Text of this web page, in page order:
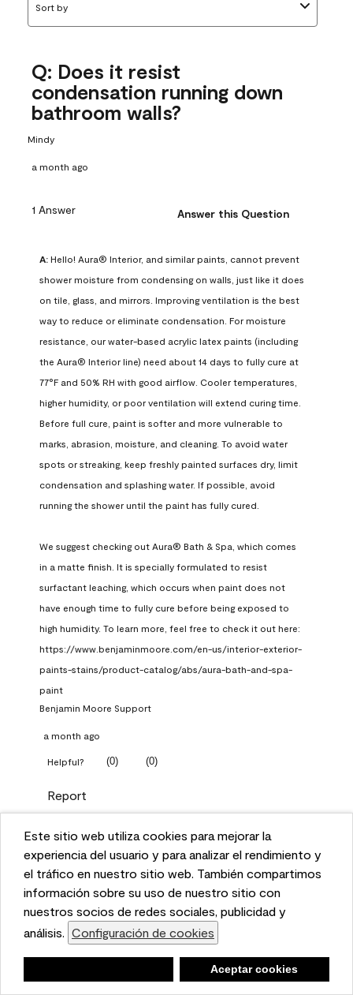
This website uses cookies to enhance user experience
and to analyze performance and traffic on our website.
We also share information about your use of our site
with our social media, advertising, and analytics
partners. Cookie Settings
Accept Cookies
Este sitio web utiliza cookies para mejorar la
experiencia del usuario y para analizar el rendimiento y
el tráfico en nuestro sitio web. También compartimos
información sobre su uso de nuestro sitio con
nuestros socios de redes sociales, publicidad y
análisis. Configuración de cookies
Aceptar cookies
Sort by
Q: Does it resist
condensation running down
bathroom walls?
Mindy
a month ago
1 Answer Answer this Question
A: Hello! Aura® Interior, and similar paints, cannot prevent
shower moisture from condensing on walls, just like it does
on tile, glass, and mirrors. Improving ventilation is the best
way to reduce or eliminate condensation. For moisture
resistance, our water-based acrylic latex paints (including
the Aura® Interior line) need about 14 days to fully cure at
77°F and 50% RH with good airflow. Cooler temperatures,
higher humidity, or poor ventilation will extend curing time.
Before full cure, paint is softer and more vulnerable to
marks, abrasion, moisture, and cleaning. To avoid water
spots or streaking, keep freshly painted surfaces dry, limit
condensation and splashing water. If possible, avoid
running the shower until the paint has fully cured.
We suggest checking out Aura® Bath & Spa, which comes
in a matte finish. It is specially formulated to resist
surfactant leaching, which occurs when paint does not
have enough time to fully cure before being exposed to
high humidity. To learn more, feel free to check it out here:
https://www.benjaminmoore.com/en-us/interior-exterior-
paints-stains/product-catalog/abs/aura-bath-and-spa-
paint
Benjamin Moore Support
a month ago
Helpful? (0) (0)
Report
Q: What Aura paint color
should I use in north facing
entryway?
1 Answer